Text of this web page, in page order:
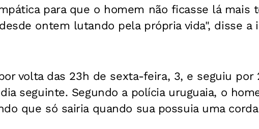
para que o homem não ficasse lá mais
ontem lutando pela própria vida", disse a
volta das 23h de sexta-feira, 3, e seguiu por
seguinte. Segundo a polícia uruguaia, o
que só sairia quando sua possuia uma